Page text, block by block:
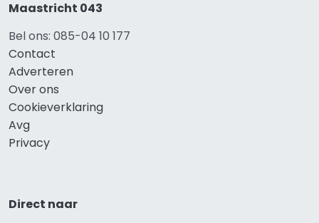
Maastricht 043
Bel ons: 085-04 10 177
Contact
Adverteren
Over ons
Cookieverklaring
Avg
Privacy
Direct naar